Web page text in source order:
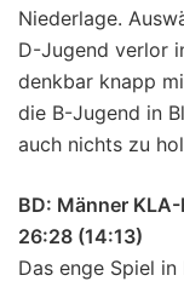
Niederlage.
D-Jugend verlor
denkbar knapp
die B-Jugend in
auch nichts zu
BD: Männer
26:28 (14:13)
Das enge Spiel